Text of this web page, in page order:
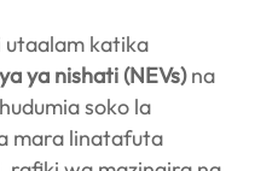
utaalam katika
ya nishati (NEVs)na
soko la
mara linatafuta